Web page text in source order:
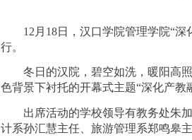
12月18日，汉口学院管理学院“
行。
冬日的汉院，碧空如洗，暖阳高
色背景下衬托的开幕式主题“深化产教
出席活动的学校领导有教务处朱
计系孙汇慧主任、旅游管理系郑鸣皋